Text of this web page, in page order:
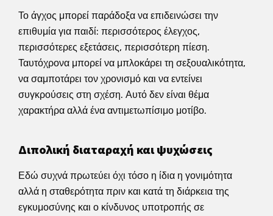
Το άγχος μπορεί παράδοξα να επιδεινώσει την
επιθυμία για παιδί: περισσότερος έλεγχος,
περισσότερες εξετάσεις, περισσότερη πίεση.
Ταυτόχρονα μπορεί να μπλοκάρει τη σεξουαλικότητα,
να σαμποτάρει τον χρονισμό και να εντείνει
συγκρούσεις στη σχέση. Αυτό δεν είναι θέμα
χαρακτήρα αλλά ένα αντιμετωπίσιμο μοτίβο.
Διπολική διαταραχή και ψυχώσεις
Εδώ συχνά πρωτεύει όχι τόσο η ίδια η γονιμότητα
αλλά η σταθερότητα πριν και κατά τη διάρκεια της
εγκυμοσύνης και ο κίνδυνος υποτροπής σε